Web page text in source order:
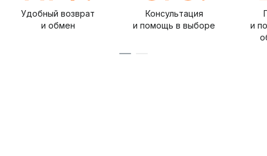
Удобный возврат
и обмен
Консультация
и помощь в выборе
и